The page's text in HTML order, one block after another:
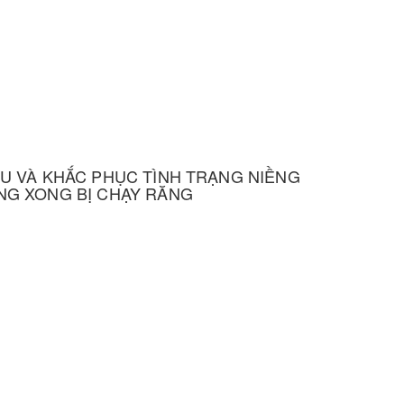
VÀ KHẮC PHỤC TÌNH TRẠNG NIỀNG
XONG BỊ CHẠY RĂNG